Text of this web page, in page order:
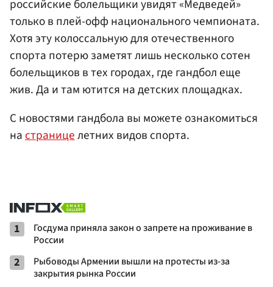
российские болельщики увидят «Медведей»
только в плей-офф национального чемпионата.
Хотя эту колоссальную для отечественного
спорта потерю заметят лишь несколько сотен
болельщиков в тех городах, где гандбол еще
жив. Да и там ютится на детских площадках.
С новостями гандбола вы можете ознакомиться
настраницелетних видов спорта.
1
Госдума приняла закон о запрете на проживание в
России
2
Рыбоводы Армении вышли на протесты из-за
закрытия рынка России